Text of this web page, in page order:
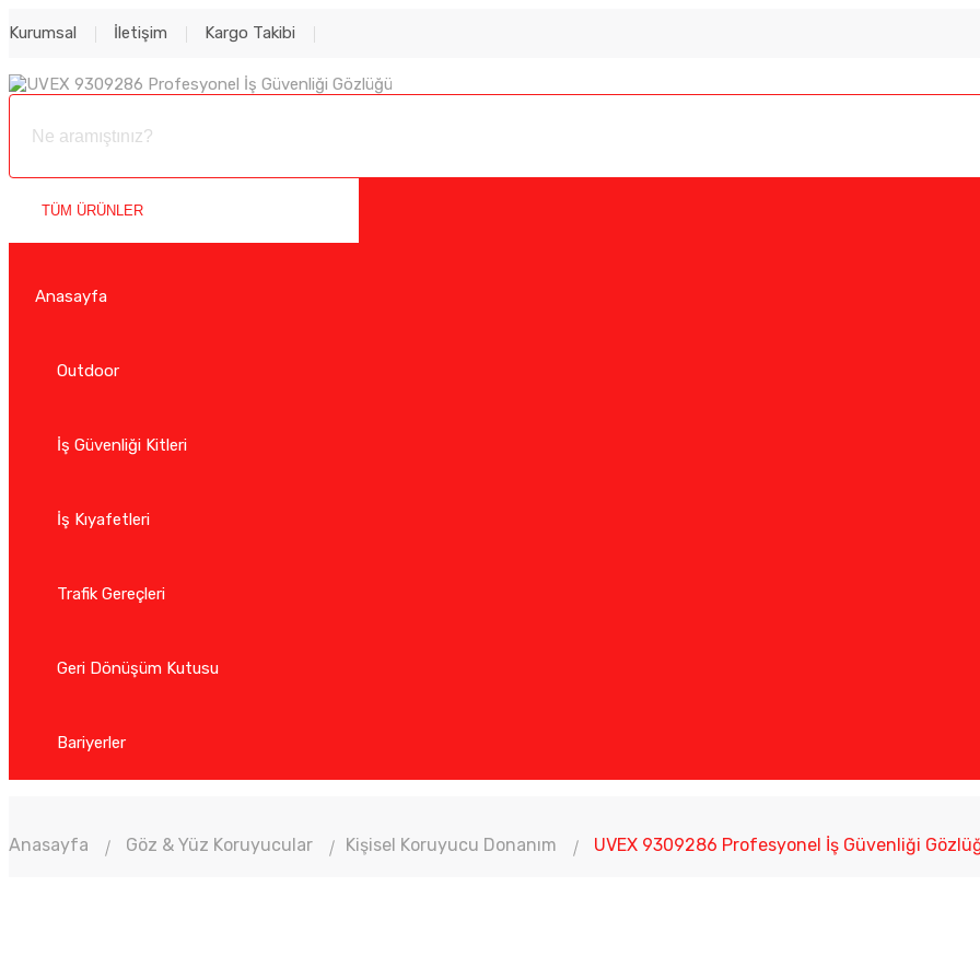
Kurumsal İletişim Kargo Takibi
TÜM ÜRÜNLER
Anasayfa
Outdoor
İş Güvenliği Kitleri
İş Kıyafetleri
Trafik Gereçleri
Geri Dönüşüm Kutusu
Bariyerler
Anasayfa Göz & Yüz Koruyucular Kişisel Koruyucu Donanım UVEX 9309286 Profesyonel İş Güvenliği